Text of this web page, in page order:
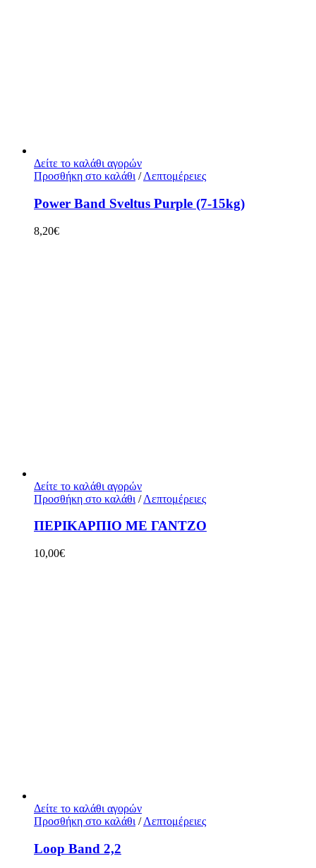
Δείτε το καλάθι αγορών
Προσθήκη στο καλάθι / Λεπτομέρειες
Power Band Sveltus Purple (7-15kg)
8,20€
Δείτε το καλάθι αγορών
Προσθήκη στο καλάθι / Λεπτομέρειες
ΠΕΡΙΚΑΡΠΙΟ ΜΕ ΓΑΝΤΖΟ
10,00€
Δείτε το καλάθι αγορών
Προσθήκη στο καλάθι / Λεπτομέρειες
Loop Band 2,2